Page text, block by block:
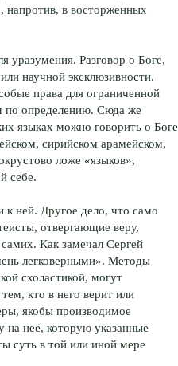
напротив, в восторженных
уразумения. Разговор о Боге,
научной эксклюзивности.
права для ограниченной
по определению. Сюда же
языках можно говорить о Боге
сирийском арамейском,
ложе «языков»,
себе.
к ней. Другое дело, что само
отвергающие веру,
Как замечал Сергей
легковерными». Методы
схоластикой, могут
кто в него верит или
якобы производимое
на неё, которую указанные
суть в той или иной мере